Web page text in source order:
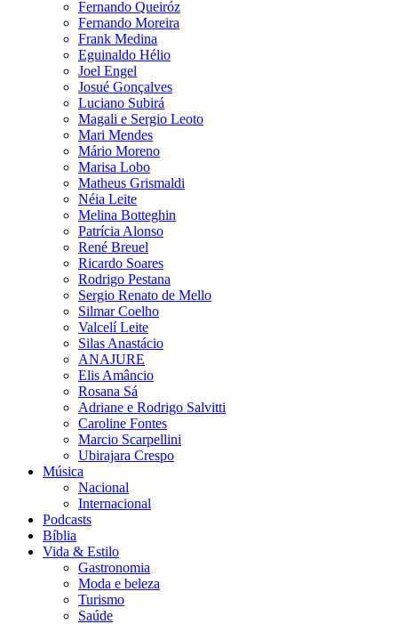
Fernando Queiróz
Fernando Moreira
Frank Medina
Eguinaldo Hélio
Joel Engel
Josué Gonçalves
Luciano Subirá
Magali e Sergio Leoto
Mari Mendes
Mário Moreno
Marisa Lobo
Matheus Grismaldi
Néia Leite
Melina Botteghin
Patrícia Alonso
René Breuel
Ricardo Soares
Rodrigo Pestana
Sergio Renato de Mello
Silmar Coelho
Valcelí Leite
Silas Anastácio
ANAJURE
Elis Amâncio
Rosana Sá
Adriane e Rodrigo Salvitti
Caroline Fontes
Marcio Scarpellini
Ubirajara Crespo
Música
Nacional
Internacional
Podcasts
Bíblia
Vida & Estilo
Gastronomia
Moda e beleza
Turismo
Saúde